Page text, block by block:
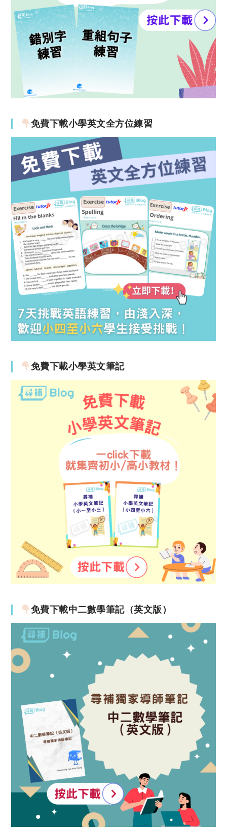
免費下載小學英文全方位練習
免費下載小學英文筆記
免費下載中二數學筆記（英文版）